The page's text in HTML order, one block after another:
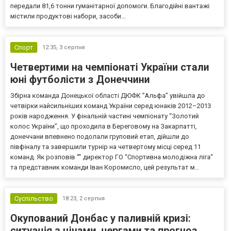
передали 81,6 тонни гуманітарної допомоги. Благодійні вантажі
містили продуктові набори, засоби...
Спорт 12:35, 3 серпня
Четвертими на чемпіонаті України стали
юні футболісти з Донеччини
Збірна команда Донецької області ДЮФК “Альфа” увійшла до
четвірки найсильніших команд України серед юнаків 2012–2013
років народження. У фінальній частині чемпіонату “Золотий
колос України”, що проходила в Береговому на Закарпатті,
донеччани впевнено подолали груповий етап, дійшли до
півфіналу та завершили турнір на четвертому місці серед 11
команд. Як розповів “” директор ГО “Спортивна молодіжна ліга”
та представник команди Іван Коромисло, цей результат м...
Суспільство 18:23, 2 серпня
Окупований Донбас у паливній кризі: